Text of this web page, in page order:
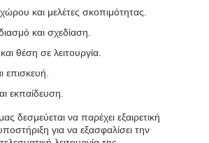
και μελέτες σκοπιμότητας.
και σχεδίαση.
θέση σε λειτουργία.
επισκευή.
εκπαίδευση.
δεσμεύεται να παρέχει εξαιρετική
για να εξασφαλίσει την